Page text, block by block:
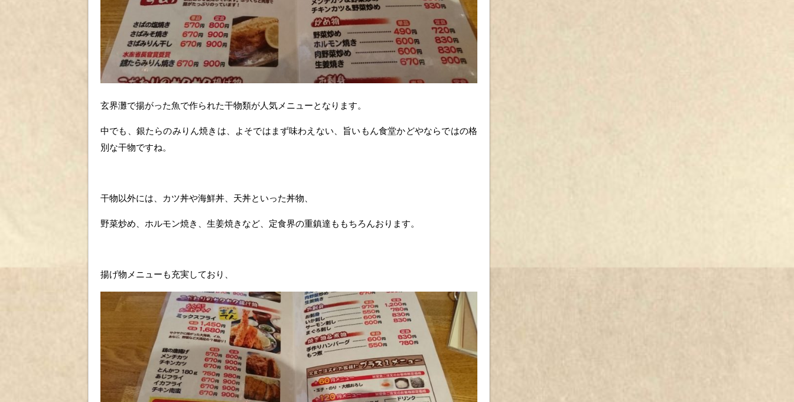
玄界灘で揚がった魚で作られた干物類が人気メニューとなります。
中でも、銀たらのみりん焼きは、よそではまず味わえない、旨いもん食堂かどやならではの格
別な干物ですね。
干物以外には、カツ丼や海鮮丼、天丼といった丼物、
野菜炒め、ホルモン焼き、生姜焼きなど、定食界の重鎮達ももちろんおります。
揚げ物メニューも充実しており、